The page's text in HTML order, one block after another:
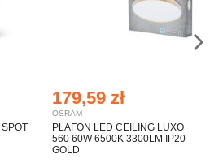
179,59 zł
OSRAM
PLAFON LED CEILING LUXO
560 60W 6500K 3300LM IP20
GOLD